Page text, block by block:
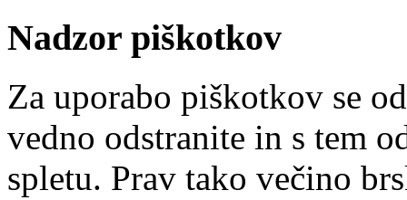
Nadzor piškotkov
Za uporabo piškotkov se
vedno odstranite in s tem
spletu. Prav tako večino